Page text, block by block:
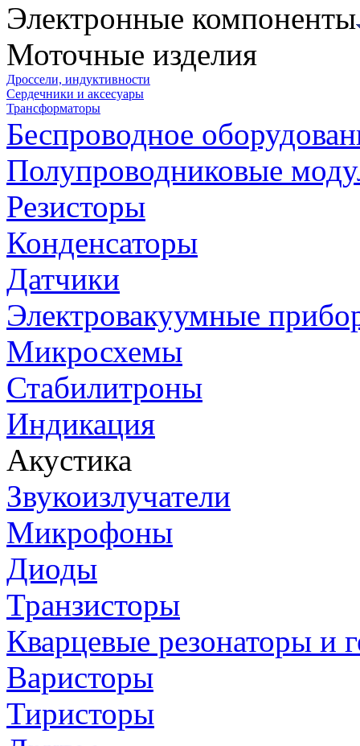
Электронные компоненты
Моточные изделия
Дроссели, индуктивности
Сердечники и аксесуары
Трансформаторы
Беспроводное
Полупроводниковые
Резисторы
Конденсаторы
Датчики
Электровакуумные
Микросхемы
Стабилитроны
Индикация
Акустика
Звукоизлучатели
Микрофоны
Диоды
Транзисторы
Кварцевые резонаторы и
Варисторы
Тиристоры